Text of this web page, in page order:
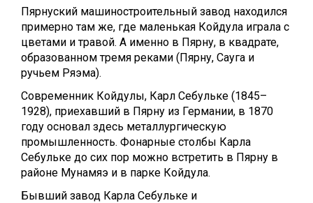
Пярнуский машиностроительный завод находился
примерно там же, где маленькая Койдула играла с
цветами и травой. А именно в Пярну, в квадрате,
образованном тремя реками (Пярну, Сауга и
ручьем Ряэма).
Современник Койдулы, Карл Себульке (1845–
1928), приехавший в Пярну из Германии, в 1870
году основал здесь металлургическую
промышленность. Фонарные столбы Карла
Себульке до сих пор можно встретить в Пярну в
районе Мунамяэ и в парке Койдула.
Бывший завод Карла Себульке и